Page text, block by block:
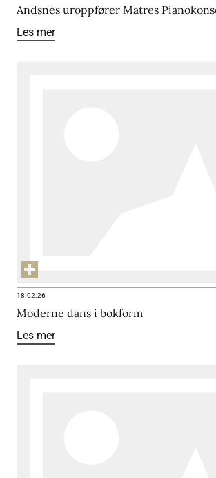
Andsnes uroppfører Matres
Les mer
18.02.26
Moderne dans i bokform
Les mer